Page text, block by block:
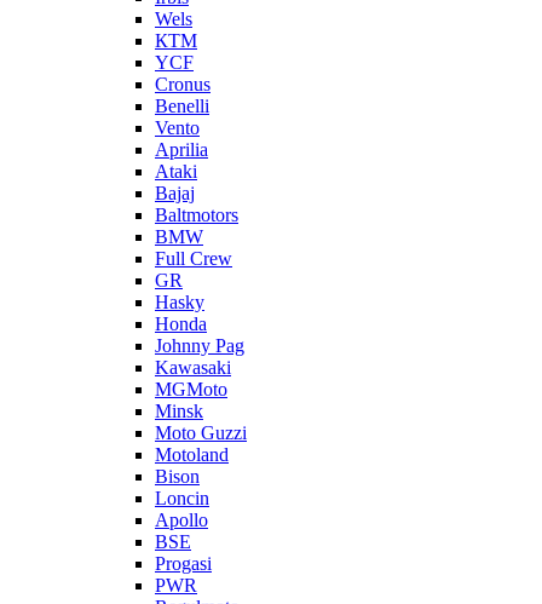
Wels
КТМ
YCF
Cronus
Benelli
Vento
Aprilia
Ataki
Bajaj
Baltmotors
BMW
Full Crew
GR
Hasky
Honda
Johnny Pag
Kawasaki
MGMoto
Minsk
Moto Guzzi
Motoland
Bison
Loncin
Apollo
BSE
Progasi
PWR